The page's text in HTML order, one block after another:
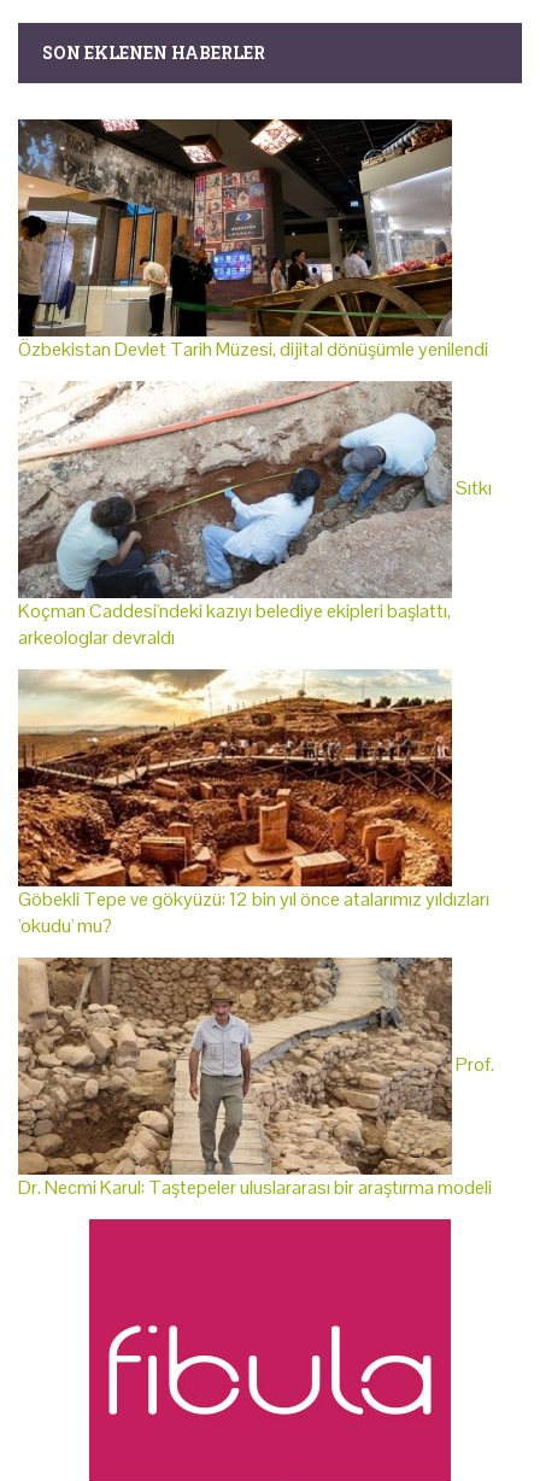
SON EKLENEN HABERLER
Özbekistan Devlet Tarih Müzesi, dijital dönüşümle yenilendi
Sıtkı
Koçman Caddesi'ndeki kazıyı belediye ekipleri başlattı,
arkeologlar devraldı
Göbekli Tepe ve gökyüzü: 12 bin yıl önce atalarımız yıldızları
'okudu' mu?
Prof.
Dr. Necmi Karul: Taştepeler uluslararası bir araştırma modeli